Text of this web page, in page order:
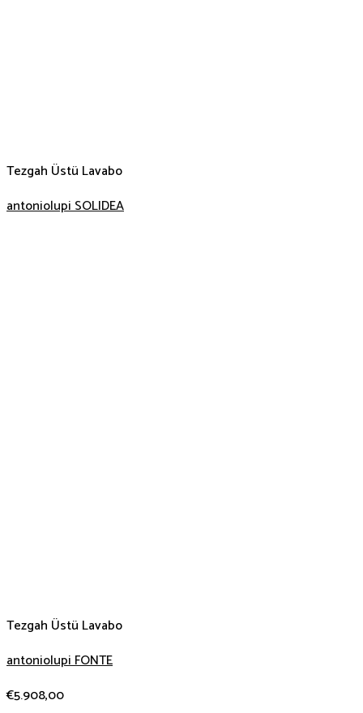
Tezgah Üstü Lavabo
antoniolupi SOLIDEA
Tezgah Üstü Lavabo
antoniolupi FONTE
€5.908,00